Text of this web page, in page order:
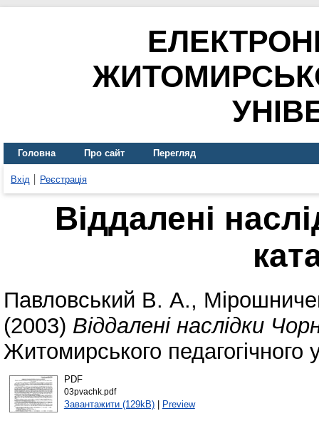
Головна Про сайт Перегляд
Вхід Реєстрація
Віддалені
Павловський В. А.,
(2003) Віддалені наслідки
Житомирського
PDF
03pvachk.pdf
Завантажити (129kB)| Preview